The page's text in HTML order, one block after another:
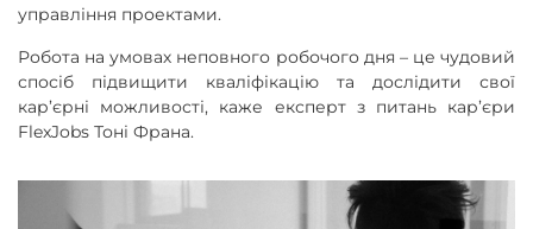
управління проектами.
Робота на умовах неповного робочого дня – це чудовий
спосіб підвищити кваліфікацію та дослідити свої
кар’єрні можливості, каже експерт з питань кар’єри
FlexJobs Тоні Франа.